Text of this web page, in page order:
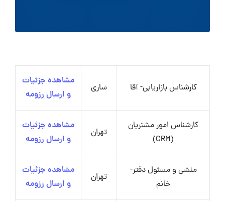
کارشناس بازاریابی- آقا ساری
مشاهده جزئیات
و ارسال رزومه
کارشناس امور مشتریان
(CRM)
تهران
مشاهده جزئیات
و ارسال رزومه
منشی و مسئول دفتر-
خانم
تهران
مشاهده جزئیات
و ارسال رزومه